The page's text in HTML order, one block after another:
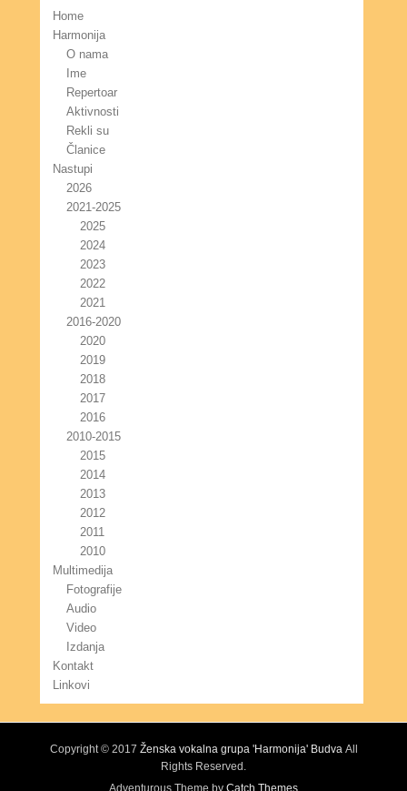
Home
Harmonija
O nama
Ime
Repertoar
Aktivnosti
Rekli su
Članice
Nastupi
2026
2021-2025
2025
2024
2023
2022
2021
2016-2020
2020
2019
2018
2017
2016
2010-2015
2015
2014
2013
2012
2011
2010
Multimedija
Fotografije
Audio
Video
Izdanja
Kontakt
Linkovi
Copyright © 2017 Ženska vokalna grupa 'Harmonija' BudvaAll
Rights Reserved.
Adventurous Theme by Catch Themes